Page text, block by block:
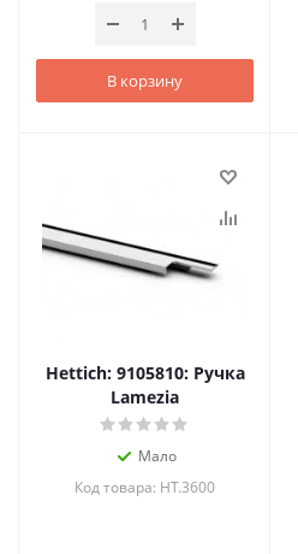
В корзину
Hettich: 9105810: Ручка
Lamezia
Мало
Код товара: HT.3600